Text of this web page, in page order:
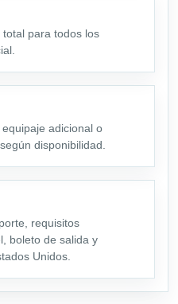
para todos los
adicional o
disponibilidad.
requisitos
boleto de salida y
Unidos.